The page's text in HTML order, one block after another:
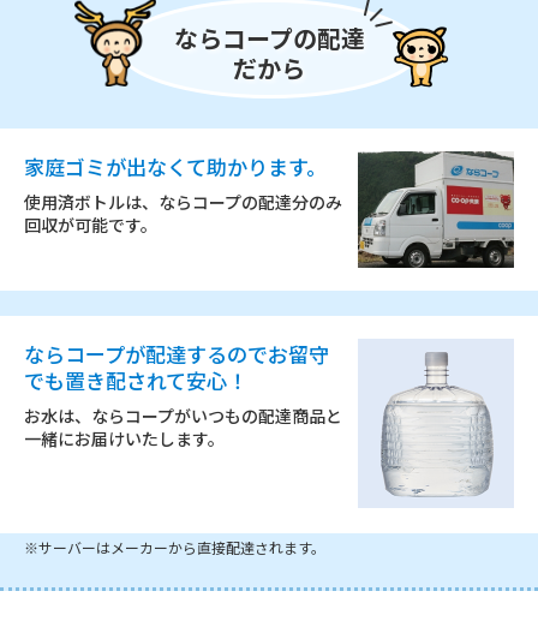
ならコープの配達
だから
家庭ゴミが出なくて助かります。
使用済ボトルは、ならコープの配達分のみ
回収が可能です。
ならコープが配達するのでお留守
でも置き配されて安心！
お水は、ならコープがいつもの配達商品と
一緒にお届けいたします。
※サーバーはメーカーから直接配達されます。